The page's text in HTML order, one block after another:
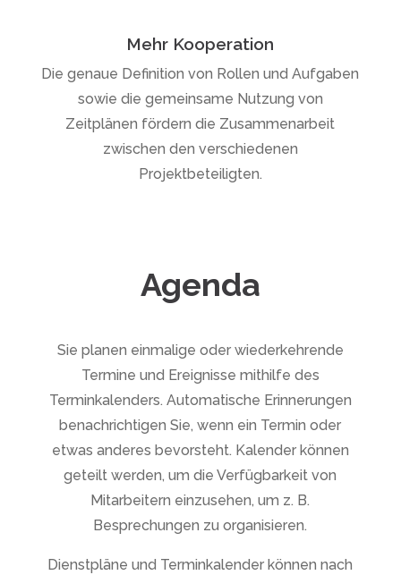
Mehr Kooperation
Die genaue Definition von Rollen und Aufgaben
sowie die gemeinsame Nutzung von
Zeitplänen fördern die Zusammenarbeit
zwischen den verschiedenen
Projektbeteiligten.
Agenda
Sie planen einmalige oder wiederkehrende
Termine und Ereignisse mithilfe des
Terminkalenders. Automatische Erinnerungen
benachrichtigen Sie, wenn ein Termin oder
etwas anderes bevorsteht. Kalender können
geteilt werden, um die Verfügbarkeit von
Mitarbeitern einzusehen, um z. B.
Besprechungen zu organisieren.
Dienstpläne und Terminkalender können nach